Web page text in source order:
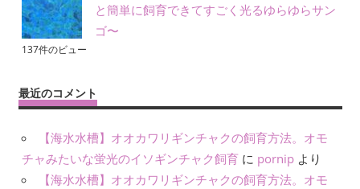
と簡単に飼育できてすごく光るゆらゆらサン
ゴ〜
137件のビュー
最近のコメント
【海水水槽】オオカワリギンチャクの飼育方法。オモ
チャみたいな蛍光のイソギンチャク飼育 に pornip より
【海水水槽】オオカワリギンチャクの飼育方法。オモ